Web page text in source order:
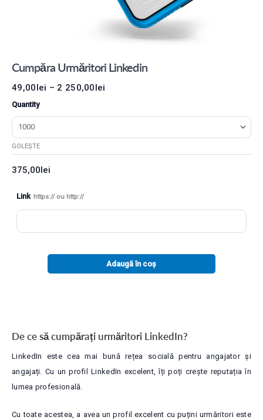
Cumpăra Urmăritori Linkedin
49,00lei – 2 250,00lei
Quantity
GOLEȘTE
375,00lei
Link https:// ou http://
Adaugă în coș
De ce să cumpărați urmăritori LinkedIn?
LinkedIn este cea mai bună rețea socială pentru angajator și
angajați. Cu un profil LinkedIn excelent, îți poți crește reputația în
lumea profesională.
Cu toate acestea, a avea un profil excelent cu puțini urmăritori este